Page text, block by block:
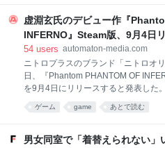
ロングヒットとなり、興行収入27億
を記録する話題作となった。 足元で
『THE RIBBON HERO』の配信が
ンだが、同社は8月7日、新たなオリ
として、Webマンガレーベル「ビビ
刊することを明らかにした。 同誌で
作品ものオリジナル作品を備え、う
虚淵玄氏のデビュー作『
INFERNO』Steam版、9月4日
の“原点”たるハードボイルド
54 users automaton-media.com
ニトロプラスのブランド「ニトロオ
日、『Phantom PHANTOM OF
を9月4日にリリースすると発表した。
ゲーム game あとで読む
男女同室で「着替えられない